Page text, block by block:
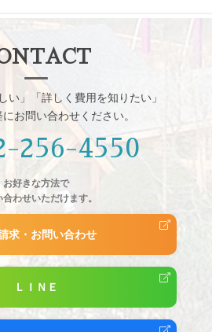
い」「詳しく費用を知りたい」
お問い合わせください。
256-4550
お好きな方法で
合わせいただけます。
求・お問い合わせ
ＬＩＮＥ